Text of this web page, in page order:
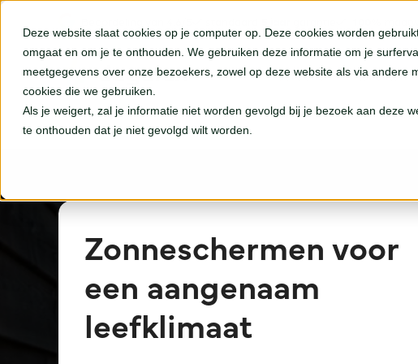
Deze website slaat cookies op je computer op. Deze cookies worden
omgaat en om je te onthouden. We gebruiken deze informatie om je
meetgegevens over onze bezoekers, zowel op deze website als via andere
cookies die we gebruiken.
Als je weigert, zal je informatie niet worden gevolgd bij je bezoek aan deze
te onthouden dat je niet gevolgd wilt worden.
Screens
Solar screens
Rolluiken
Home Zonneschermen
Zonneschermen voor
een aangenaam
leefklimaat